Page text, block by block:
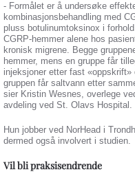
- Formålet er å undersøke
kombinasjonsbehandling med
pluss botulinumtoksinox i
CGRP-hemmer alene hos
kronisk migrene. Begge
hemmer, mens en gruppe får
injeksjoner etter fast «oppskrift»
gruppen får saltvann etter
sier Kristin Wesnes, overlege
avdeling ved St. Olavs Hospital.
Hun jobber ved NorHead i
dermed også involvert i studien.
Vil bli praksisendrende